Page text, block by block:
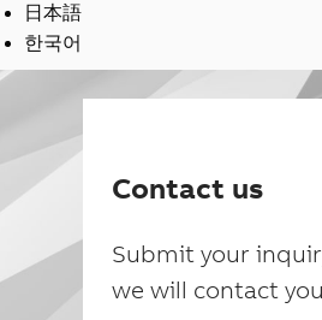
日本語
한국어
Contact us
Submit your
we will contact you